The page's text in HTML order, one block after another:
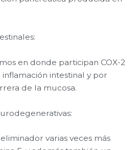
en donde participan COX-2
inflamación intestinal y por
de la mucosa.
varias veces más